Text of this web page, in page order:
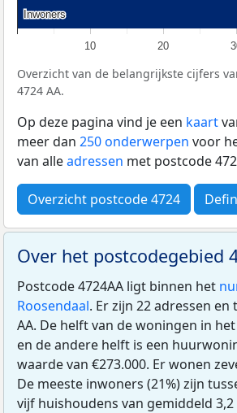
10 20
Inwoners
Inwoners
Overzicht van de belangrijkste cijfers
4724 AA.
Op deze pagina vind je een kaart
meer dan 250 onderwerpen voor
van alleadressen met postcode
Overzicht postcode 4724
Over het postcodegebied
Postcode 4724AA ligt binnen het
Roosendaal. Er zijn 22 adressen
AA. De helft van de woningen in
en de andere helft is een
waarde van €273.000. Er wonen
De meeste inwoners (21%) zijn
vijf huishoudens van gemiddeld